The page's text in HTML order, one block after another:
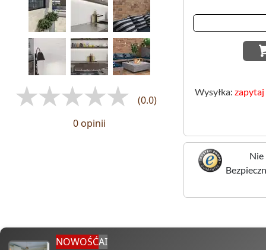
(0.0)
0 opinii
Wysyłka: zapytaj
Nie
NOWOŚĆAI